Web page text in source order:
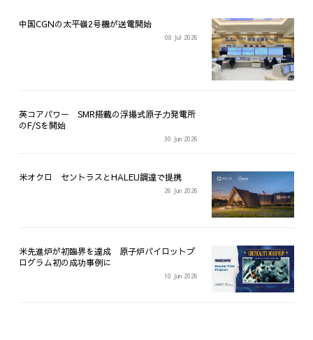
中国CGNの太平嶺2号機が送電開始
08 Jul 2026
英コアパワー SMR搭載の浮揚式原子力発電所
のF/Sを開始
30 Jun 2026
米オクロ セントラスとHALEU調達で提携
26 Jun 2026
米先進炉が初臨界を達成 原子炉パイロットプ
ログラム初の成功事例に
10 Jun 2026